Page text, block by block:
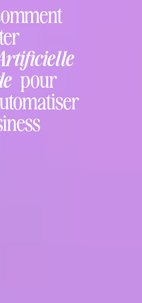
pour